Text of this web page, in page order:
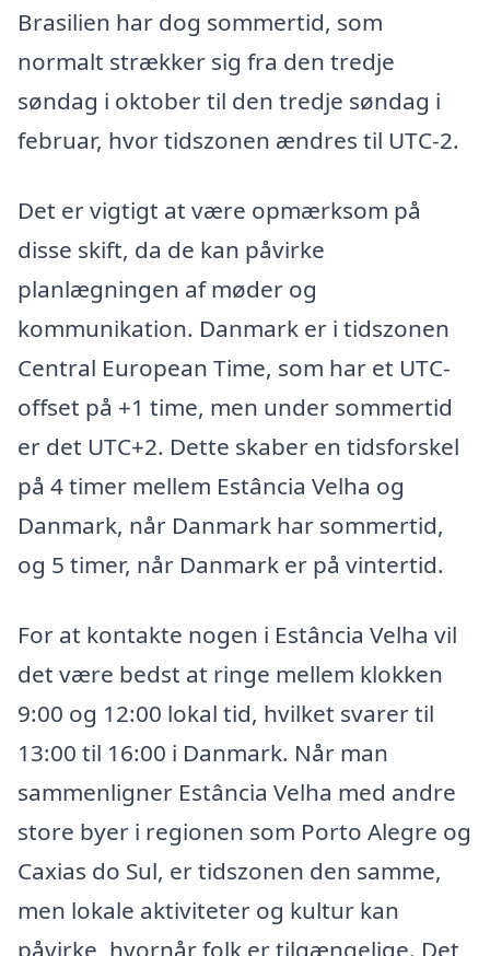
Brasilien har dog sommertid, som
normalt strækker sig fra den tredje
søndag i oktober til den tredje søndag i
februar, hvor tidszonen ændres til UTC-2.
Det er vigtigt at være opmærksom på
disse skift, da de kan påvirke
planlægningen af møder og
kommunikation. Danmark er i tidszonen
Central European Time, som har et UTC-
offset på +1 time, men under sommertid
er det UTC+2. Dette skaber en tidsforskel
på 4 timer mellem Estância Velha og
Danmark, når Danmark har sommertid,
og 5 timer, når Danmark er på vintertid.
For at kontakte nogen i Estância Velha vil
det være bedst at ringe mellem klokken
9:00 og 12:00 lokal tid, hvilket svarer til
13:00 til 16:00 i Danmark. Når man
sammenligner Estância Velha med andre
store byer i regionen som Porto Alegre og
Caxias do Sul, er tidszonen den samme,
men lokale aktiviteter og kultur kan
påvirke, hvornår folk er tilgængelige. Det